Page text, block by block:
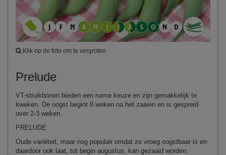
Klik op de foto om te vergroten
Prelude
VT-struikbonen bieden een ruime keuze en zijn gemakkelijk te
kweken. De oogst begint 8 weken na het zaaien en is gespreid
over 2-3 weken.
PRELUDE
Oude variëteit, maar nog populair omdat ze vroeg oogstbaar is en
daardoor ook laat, tot begin augustus, kan gezaaid worden.